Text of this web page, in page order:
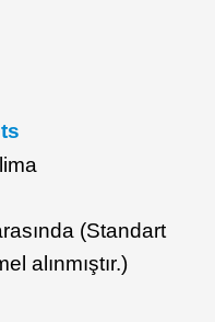
(Standart
alınmıştır.)